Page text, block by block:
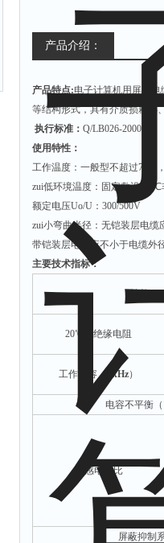
产品介绍：
产品特点:电子计算机用屏蔽
等结构形式，具有介质损耗小
执行标准： Q/LB026-2000
使用特性：
工作温度：一般型不超过70℃
zui低环境温度：固定敷设-
额定电压Uo/U：300/500V
zui小弯曲半径：无铠装层电缆
带铠装层电缆应不小于电缆外
主要技术指标：
20℃时绝缘电阻
工作电容（ 1kHz）
电容不平衡（
电感电阻比
屏蔽抑制